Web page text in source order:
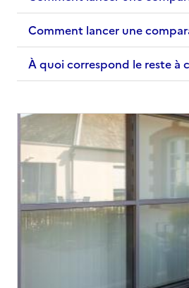
Comment lancer une
À quoi correspond le reste à